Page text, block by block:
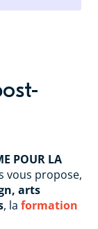
POUR LA
vous propose,
arts
, la formation